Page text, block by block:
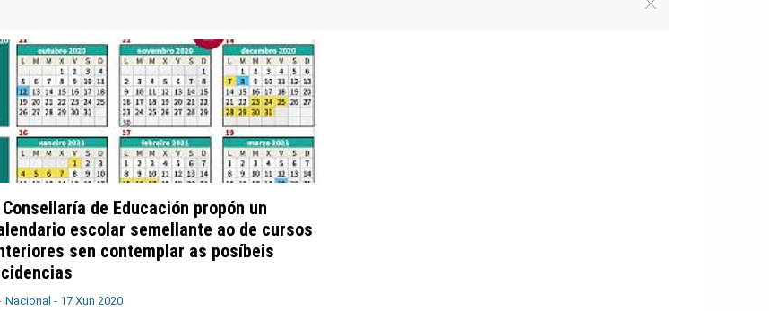
de Educación propón un
escolar semellante ao de cursos
sen contemplar as posíbeis
Nacional - 17 Xun 2020